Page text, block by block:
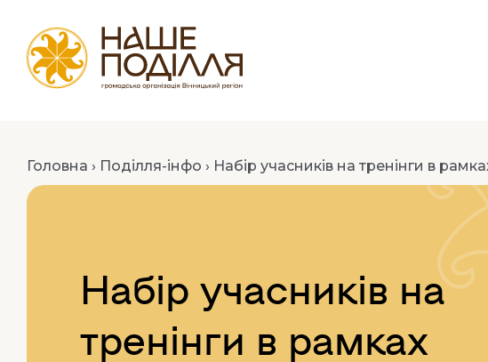
Головна › Поділля-інфо › Набір учасників на тренінги в
Набір учасників на
тренінги в рамках